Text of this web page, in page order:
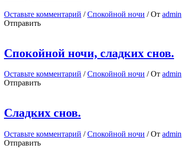
Оставьте комментарий /Спокойной ночи / От admin
Отправить
Спокойной ночи, сладких снов.
Оставьте комментарий /Спокойной ночи / От admin
Отправить
Сладких снов.
Оставьте комментарий /Спокойной ночи / От admin
Отправить